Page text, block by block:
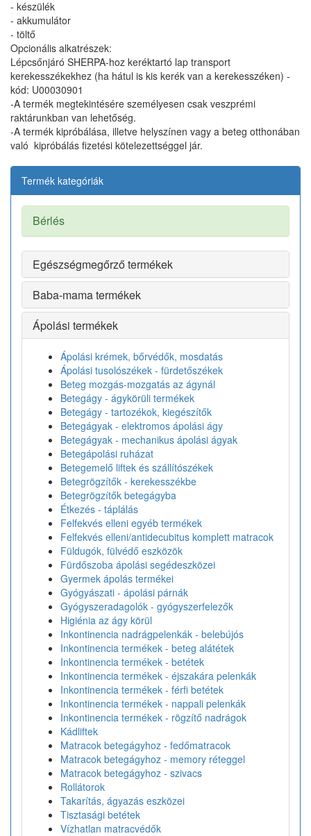
- készülék
- akkumulátor
- töltő
Opcionális alkatrészek:
Lépcsőnjáró SHERPA-hoz keréktartó lap transport
kerekesszékekhez (ha hátul is kis kerék van a kerekesszéken) -
kód: U00030901
-A termék megtekintésére személyesen csak veszprémi
raktárunkban van lehetőség.
-A termék kipróbálása, illetve helyszínen vagy a beteg otthonában
való kipróbálás fizetési kötelezettséggel jár.
Termék kategóriák
Bérlés
Egészségmegőrző termékek
Baba-mama termékek
Ápolási termékek
Ápolási krémek, bőrvédők, mosdatás
Ápolási tusolószékek - fürdetőszékek
Beteg mozgás-mozgatás az ágynál
Betegágy - ágykörüli termékek
Betegágy - tartozékok, kiegészítők
Betegágyak - elektromos ápolási ágy
Betegágyak - mechanikus ápolási ágyak
Betegápolási ruházat
Betegemelő liftek és szállítószékek
Betegrögzítők - kerekesszékbe
Betegrögzítők betegágyba
Étkezés - táplálás
Felfekvés elleni egyéb termékek
Felfekvés elleni/antidecubitus komplett matracok
Füldugók, fülvédő eszközök
Fürdőszoba ápolási segédeszközei
Gyermek ápolás termékei
Gyógyászati - ápolási párnák
Gyógyszeradagolók - gyógyszerfelezők
Higiénia az ágy körül
Inkontinencia nadrágpelenkák - belebújós
Inkontinencia termékek - beteg alátétek
Inkontinencia termékek - betétek
Inkontinencia termékek - éjszakára pelenkák
Inkontinencia termékek - férfi betétek
Inkontinencia termékek - nappali pelenkák
Inkontinencia termékek - rögzítő nadrágok
Kádliftek
Matracok betegágyhoz - fedőmatracok
Matracok betegágyhoz - memory réteggel
Matracok betegágyhoz - szivacs
Rollátorok
Takarítás, ágyazás eszközei
Tisztasági betétek
Vízhatlan matracvédők